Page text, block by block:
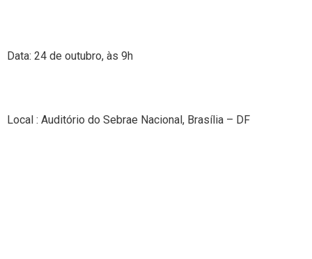
Data: 24 de outubro, às 9h
Local : Auditório do Sebrae Nacional, Brasília – DF